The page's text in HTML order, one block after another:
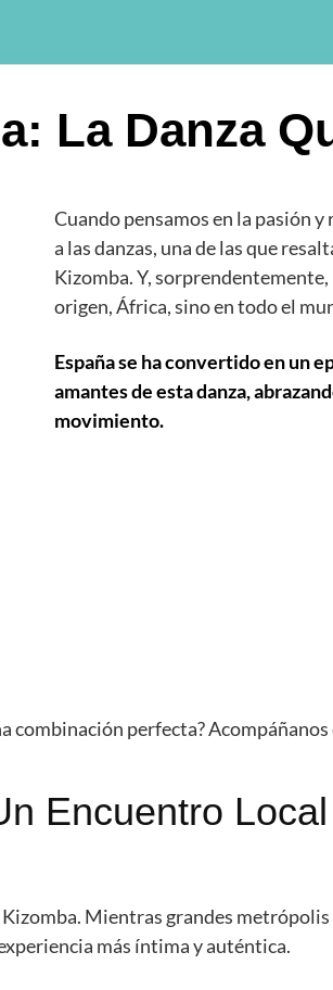
La Danza
Cuando pensamos en la pasión
a las danzas, una de las que
Kizomba. Y, sorprendentemente,
origen, África, sino en todo el
España se ha convertido en un
amantes de esta danza,
movimiento.
combinación perfecta?
Encuentro
Mientras grandes
más íntima y auténtica.